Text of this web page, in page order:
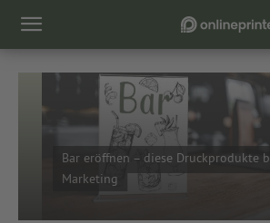
Bar eröffnen – diese Druckprodukte
Marketing